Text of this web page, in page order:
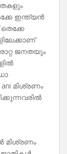
ഇന്ത്യൻ
ജനതയും
മിശ്രണം
മിശ്രണം